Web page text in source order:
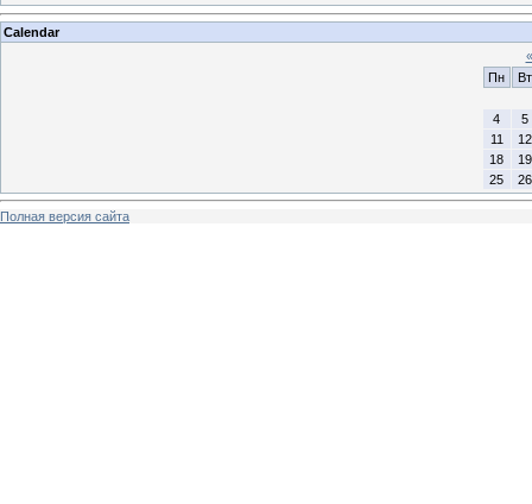
Calendar
«
Пн
Вт
4
5
11
12
18
19
25
26
Полная версия сайта